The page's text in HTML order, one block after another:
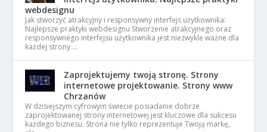
webdesignu
Jak stworzyć atrakcyjny i responsywny interfejs użytkownika:
Najlepsze praktyki webdesignu Stworzenie atrakcyjnego oraz
responsywnego interfejsu użytkownika jest niezwykle ważne dla
każdej strony …
Zaprojektujemy twoją stronę. Strony
internetowe projektowanie. Strony www
Chrzanów
W dzisiejszym cyfrowym świecie posiadanie dobrze
zaprojektowanej strony internetowej jest kluczowe dla sukcesu
każdego biznesu. Strona nie tylko reprezentuje Twoją markę,